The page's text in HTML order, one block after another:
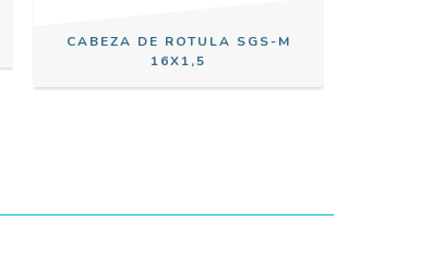
CABEZA DE ROTULA SGS-M
16X1,5